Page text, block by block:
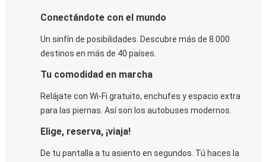
Conectándote con el mundo
Un sinfín de posibilidades. Descubre más de 8.000
destinos en más de 40 países.
Tu comodidad en marcha
Relájate con Wi-Fi gratuito, enchufes y espacio extra
para las piernas. Así son los autobuses modernos.
Elige, reserva, ¡viaja!
De tu pantalla a tu asiento en segundos. Tú haces la